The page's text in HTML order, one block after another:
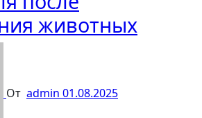
животных
От admin 01.08.2025